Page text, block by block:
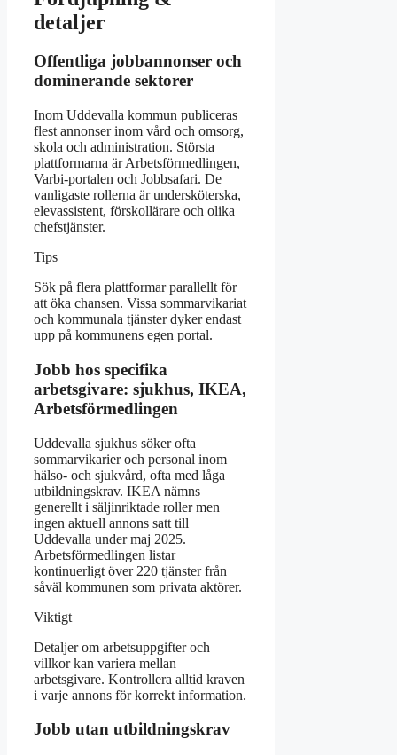
detaljer
Offentliga jobbannonser och
dominerande sektorer
Inom Uddevalla kommun publiceras
flest annonser inom vård och omsorg,
skola och administration. Största
plattformarna är Arbetsförmedlingen,
Varbi-portalen och Jobbsafari. De
vanligaste rollerna är undersköterska,
elevassistent, förskollärare och olika
chefstjänster.
Tips
Sök på flera plattformar parallellt för
att öka chansen. Vissa sommarvikariat
och kommunala tjänster dyker endast
upp på kommunens egen portal.
Jobb hos specifika
arbetsgivare: sjukhus, IKEA,
Arbetsförmedlingen
Uddevalla sjukhus söker ofta
sommarvikarier och personal inom
hälso- och sjukvård, ofta med låga
utbildningskrav. IKEA nämns
generellt i säljinriktade roller men
ingen aktuell annons satt till
Uddevalla under maj 2025.
Arbetsförmedlingen listar
kontinuerligt över 220 tjänster från
såväl kommunen som privata aktörer.
Viktigt
Detaljer om arbetsuppgifter och
villkor kan variera mellan
arbetsgivare. Kontrollera alltid kraven
i varje annons för korrekt information.
Jobb utan utbildningskrav